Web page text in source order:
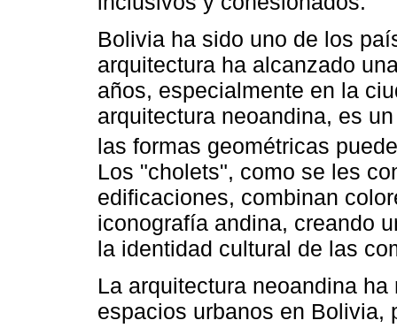
Bolivia ha sido uno de los
arquitectura ha alcanzado
años, especialmente en la
arquitectura neoandina, es
las formas geométricas
Los "cholets", como se les
edificaciones, combinan
iconografía andina, creando
la identidad cultural de las
La arquitectura neoandina
espacios urbanos en Bolivia,